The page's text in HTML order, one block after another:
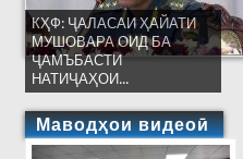
КҲФ: ҶАЛАСАИ ҲАЙАТИ
МУШОВАРА ОИД БА
ҶАМЪБАСТИ
НАТИҶАҲОИ...
Маводҳои видеоӣ